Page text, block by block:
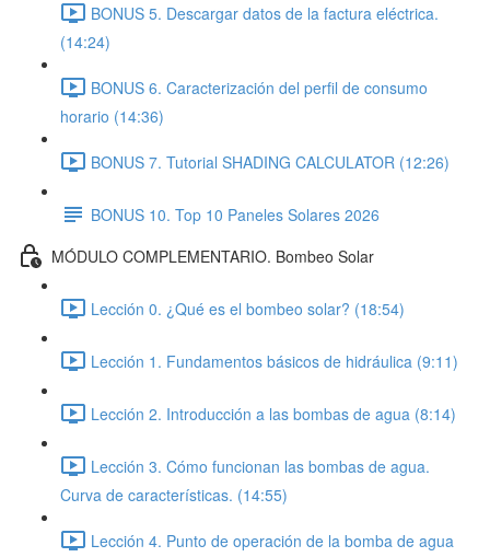
BONUS 5. Descargar datos de la factura eléctrica.
(14:24)
BONUS 6. Caracterización del perfil de consumo
horario (14:36)
BONUS 7. Tutorial SHADING CALCULATOR (12:26)
BONUS 10. Top 10 Paneles Solares 2026
MÓDULO COMPLEMENTARIO. Bombeo Solar
Lección 0. ¿Qué es el bombeo solar? (18:54)
Lección 1. Fundamentos básicos de hidráulica (9:11)
Lección 2. Introducción a las bombas de agua (8:14)
Lección 3. Cómo funcionan las bombas de agua.
Curva de características. (14:55)
Lección 4. Punto de operación de la bomba de agua